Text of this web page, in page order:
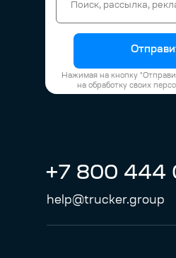
Нажимая на кнопку
на обработку своих
+7 800 444
help@trucker.group